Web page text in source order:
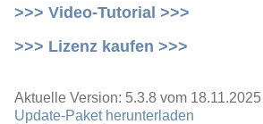
>>> Video-Tutorial >>>
>>> Lizenz kaufen >>>
Aktuelle Version: 5.3.8 vom 18.11.2025
Update-Paket herunterladen